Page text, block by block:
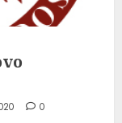
0